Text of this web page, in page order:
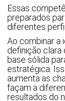
Essas
preparados
diferentes
Ao combinar a
definição clara
base sólida
estratégica.
aumenta as
façam a
resultados do